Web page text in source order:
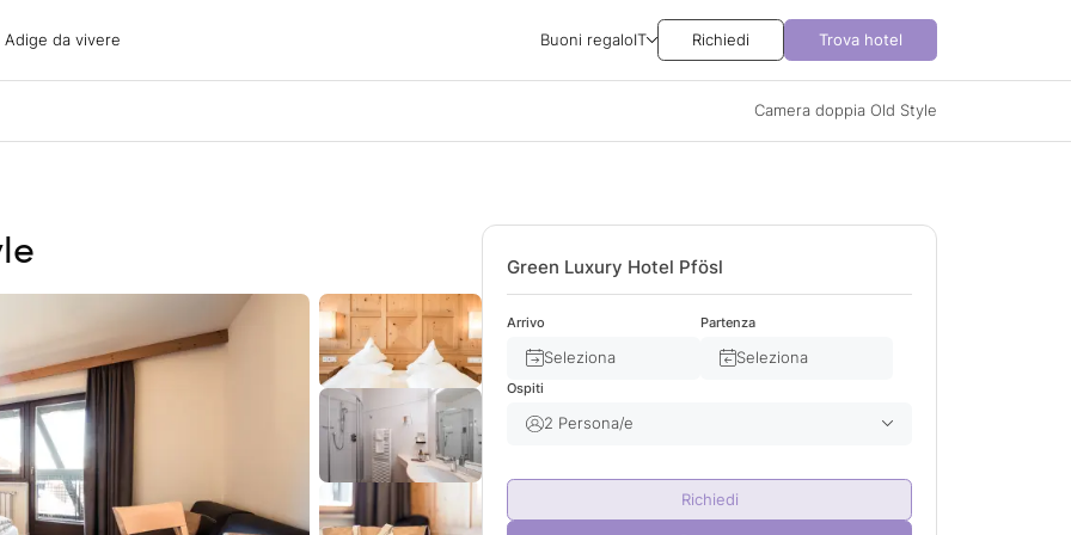
Adige da vivere Buoni regaloIT Richiedi Trova hotel
Camera doppia Old Style
Green Luxury Hotel Pfösl
Arrivo
Seleziona
Partenza
Seleziona
Ospiti
2 Persona/e
Bambino/i 0
Richiedi